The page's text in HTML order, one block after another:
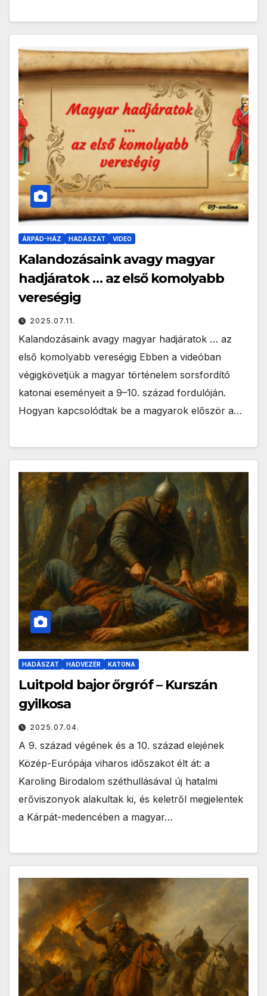
ÁRPÁD-HÁZ HADÁSZAT VIDEO
Kalandozásaink avagy magyar
hadjáratok … az első komolyabb
vereségig
2025.07.11.
Kalandozásaink avagy magyar hadjáratok … az
első komolyabb vereségig Ebben a videóban
végigkövetjük a magyar történelem sorsfordító
katonai eseményeit a 9–10. század fordulóján.
Hogyan kapcsolódtak be a magyarok először a…
HADÁSZAT HADVEZÉR KATONA
Luitpold bajor őrgróf – Kurszán
gyilkosa
2025.07.04.
A 9. század végének és a 10. század elejének
Közép-Európája viharos időszakot élt át: a
Karoling Birodalom széthullásával új hatalmi
erőviszonyok alakultak ki, és keletről megjelentek
a Kárpát-medencében a magyar…